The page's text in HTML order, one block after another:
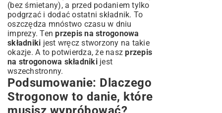
(bez śmietany), a przed podaniem tylko
podgrzać i dodać ostatni składnik. To
oszczędza mnóstwo czasu w dniu
imprezy. Tenprzepis na strogonowa
składniki jest wręcz stworzony na takie
okazje. A to potwierdza, że naszprzepis
na strogonowa składnikijest
wszechstronny.
Podsumowanie: Dlaczego
Strogonow to danie, które